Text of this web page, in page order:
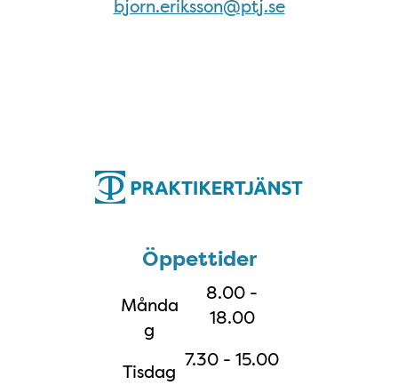
bjorn.eriksson@ptj.se
Öppettider
Månda
g
Tisdag
8.00 -
18.00
7.30 - 15.00